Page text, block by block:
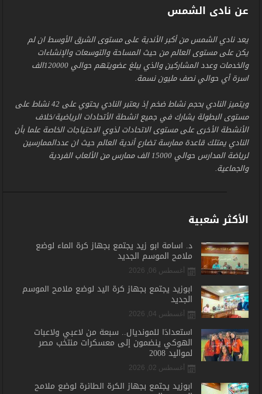
عن نادى الشمس
يعد نادي الشمس من أكبر الأندية على مستوى الشرق الأوسط ان لم
يكن على مستوى العالم من حيث المساحة والتوسعات والإنشاءات
والخدمات وعدد المشاركين والذي يبلغ عضويتهم حوالي 120000الف
اسرة أي حوالي نصف مليون نسمة.
ويتميز النادي بحجم نشاط ضخم إذ يعتبر النادي يحتوي على 42 نشاط على
مستوى البطولة يشارك في جميع انشطة الأتحادات الرياضية/خلاف
الأنشطة الأخرى على مستوى الاتحادات لذوي الاحتياجات الخاصة علما بأن
النادي يمتلك قاعدة ممارسة تضارع أندية العالم حيث ان عددالممارسين
لرياضة المدارس حوالي 15000 الف ممارس من الألعاب الفردية
والجماعية.
الأكثر شعبية
د. أسامة أبو زيد يجتمع بجهاز كرة الماء لوضع
ملامح الموسم الجديد
أغسطس 06, 2026
أبوزيد يجتمع بجهاز كرة اليد لوضع ملامح الموسم
الجديد
أغسطس 04, 2026
استعدادًا للمونديال.. سبعة من لاعبي ولاعبات
الهوكي ينضمون إلى معسكرات منتخب مصر
لمواليد 2008
أغسطس 02, 2026
أبوزيد يجتمع بجهاز الكرة الطائرة لوضع ملامح